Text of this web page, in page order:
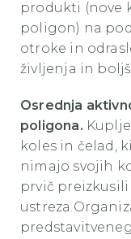
produkti (nove
poligon) na
otroke in
življenja in
Osrednja
poligona.
koles in čelad,
nimajo svojih
prvič